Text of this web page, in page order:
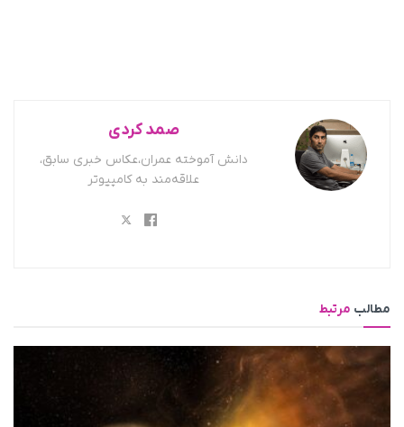
صمد کردی
دانش آموخته عمران،عکاس خبری سابق،
علاقه‌مند به کامپیوتر
مطالب مرتبط